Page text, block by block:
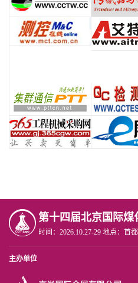
第十四届北京国际煤
时间：2026.10.27-29 地点：首
主办单位